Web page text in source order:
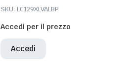
SKU: LC129XLVALBP
Accedi per il prezzo
Accedi